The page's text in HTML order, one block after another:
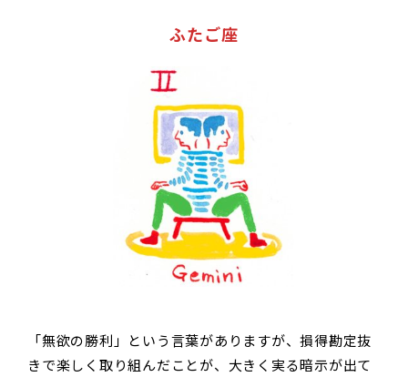
ふたご座
「無欲の勝利」という言葉がありますが、損得勘定抜
きで楽しく取り組んだことが、大きく実る暗示が出て